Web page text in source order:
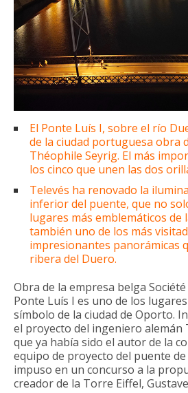
El Ponte Luís I, sobre el río
de la ciudad portuguesa obra
Théophile Seyrig. El más
los cinco que unen las dos
Televés ha renovado la
inferior del puente, que no
lugares más emblemáticos de
también uno de los más
impresionantes panorámicas
ribera del Duero.
Obra de la empresa belga
Ponte Luís I es uno de los
símbolo de la ciudad de Oporto.
el proyecto del ingeniero alemán
que ya había sido el autor de la
equipo de proyecto del puente
impuso en un concurso a la
creador de la Torre Eiffel,